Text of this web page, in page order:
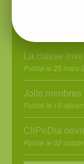
La classe
Publié le 25 mars
Jolis
Publié le 18
CliPeDia
Publié le 02